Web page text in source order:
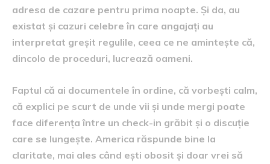
adresa de cazare pentru prima noapte. Și da, au
existat și cazuri celebre în care angajați au
interpretat greșit regulile, ceea ce ne amintește că,
dincolo de proceduri, lucrează oameni.
Faptul că ai documentele în ordine, că vorbești calm,
că explici pe scurt de unde vii și unde mergi poate
face diferența între un check-in grăbit și o discuție
care se lungește. America răspunde bine la
claritate, mai ales când ești obosit și doar vrei să